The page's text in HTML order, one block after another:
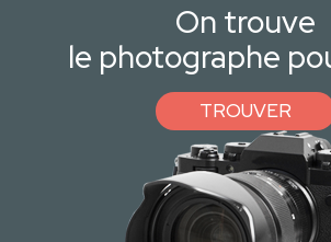
On trouve
le photographe
TROUVER